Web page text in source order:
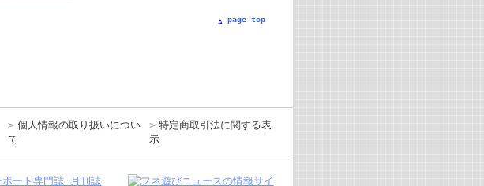
page top
個人情報の取り扱いについ
て
特定商取引法に関する表
示